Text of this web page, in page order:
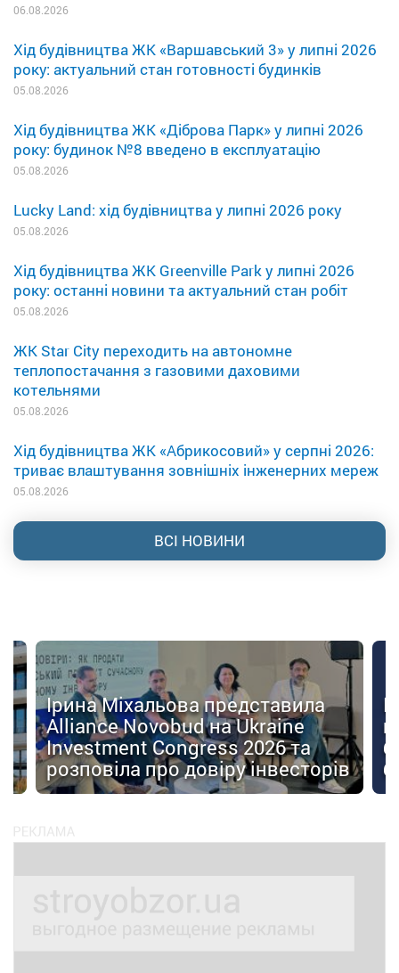
06.08.2026
Хід будівництва ЖК «Варшавський 3» у липні 2026
року: актуальний стан готовності будинків
05.08.2026
Хід будівництва ЖК «Діброва Парк» у липні 2026
року: будинок №8 введено в експлуатацію
05.08.2026
Lucky Land: хід будівництва у липні 2026 року
05.08.2026
Хід будівництва ЖК Greenville Park у липні 2026
року: останні новини та актуальний стан робіт
05.08.2026
ЖК Star City переходить на автономне
теплопостачання з газовими даховими
котельнями
05.08.2026
Хід будівництва ЖК «Абрикосовий» у серпні 2026:
триває влаштування зовнішніх інженерних мереж
05.08.2026
ВСІ НОВИНИ
Ірина Міхальова представила
Alliance Novobud на Ukraine
Investment Congress 2026 та
розповіла про довіру інвесторів